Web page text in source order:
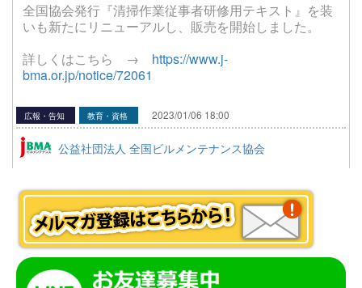
全国協会発行『清掃作業従事者研修用テキスト』を装
いも新たにリニューアルし、販売を開始しました。
詳しくはこちら → https://www.j-
bma.or.jp/notice/72061
広報・告知 教育・資格 2023/01/06 18:00
公益社団法人 全国ビルメンテナンス協会